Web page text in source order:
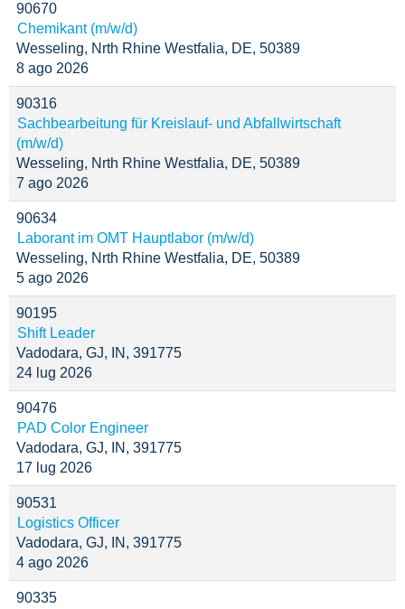
90670
Chemikant (m/w/d)
Wesseling, Nrth Rhine Westfalia, DE, 50389
8 ago 2026
90316
Sachbearbeitung für Kreislauf- und Abfallwirtschaft
(m/w/d)
Wesseling, Nrth Rhine Westfalia, DE, 50389
7 ago 2026
90634
Laborant im OMT Hauptlabor (m/w/d)
Wesseling, Nrth Rhine Westfalia, DE, 50389
5 ago 2026
90195
Shift Leader
Vadodara, GJ, IN, 391775
24 lug 2026
90476
PAD Color Engineer
Vadodara, GJ, IN, 391775
17 lug 2026
90531
Logistics Officer
Vadodara, GJ, IN, 391775
4 ago 2026
90335